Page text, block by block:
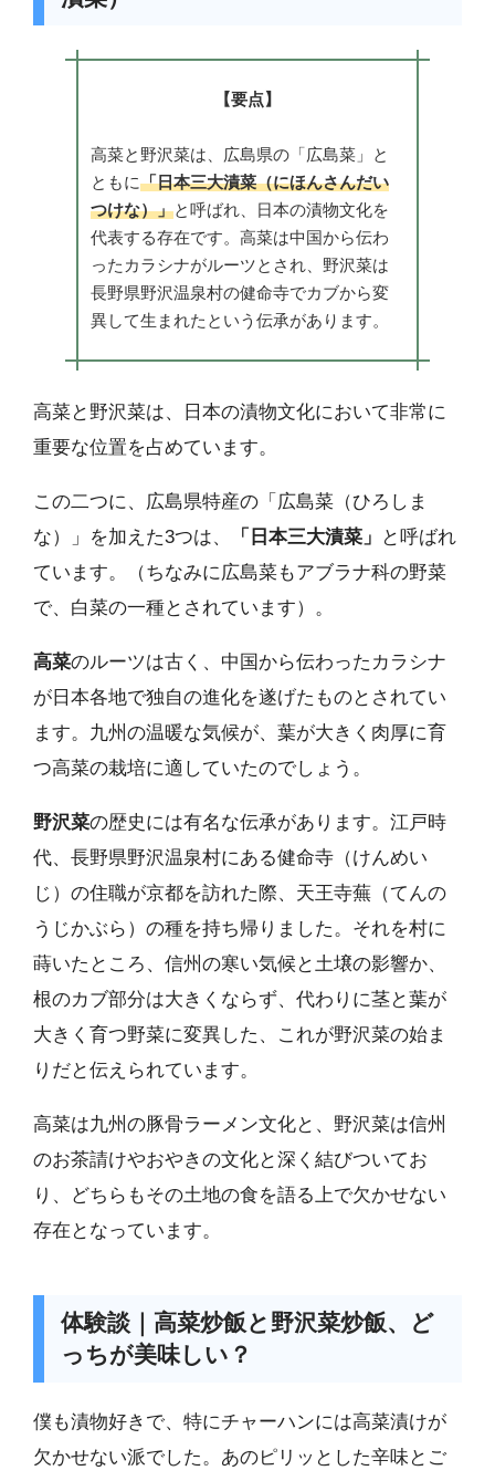
【要点】
高菜と野沢菜は、広島県の「広島菜」と
ともに「日本三大漬菜（にほんさんだい
つけな）」と呼ばれ、日本の漬物文化を
代表する存在です。高菜は中国から伝わ
ったカラシナがルーツとされ、野沢菜は
長野県野沢温泉村の健命寺でカブから変
異して生まれたという伝承があります。
高菜と野沢菜は、日本の漬物文化において非常に
重要な位置を占めています。
この二つに、広島県特産の「広島菜（ひろしま
な）」を加えた3つは、
「日本三大漬菜」
と呼ばれ
ています。（ちなみに広島菜もアブラナ科の野菜
で、白菜の一種とされています）。
高菜のルーツは古く、中国から伝わったカラシナ
が日本各地で独自の進化を遂げたものとされてい
ます。九州の温暖な気候が、葉が大きく肉厚に育
つ高菜の栽培に適していたのでしょう。
野沢菜の歴史には有名な伝承があります。江戸時
代、長野県野沢温泉村にある健命寺（けんめい
じ）の住職が京都を訪れた際、天王寺蕪（てんの
うじかぶら）の種を持ち帰りました。それを村に
蒔いたところ、信州の寒い気候と土壌の影響か、
根のカブ部分は大きくならず、代わりに茎と葉が
大きく育つ野菜に変異した、これが野沢菜の始ま
りだと伝えられています。
高菜は九州の豚骨ラーメン文化と、野沢菜は信州
のお茶請けやおやきの文化と深く結びついてお
り、どちらもその土地の食を語る上で欠かせない
存在となっています。
体験談｜高菜炒飯と野沢菜炒飯、ど
っちが美味しい？
僕も漬物好きで、特にチャーハンには高菜漬けが
欠かせない派でした。あのピリッとした辛味とご